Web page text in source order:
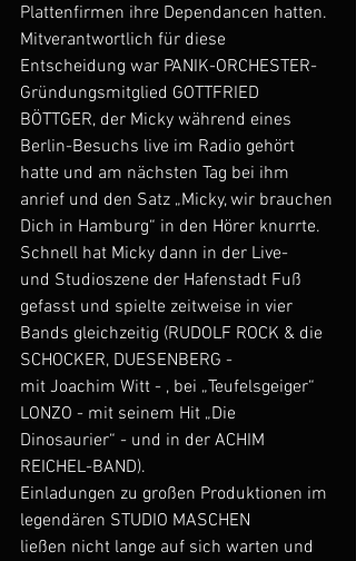
Plattenfirmen ihre Dependancen hatten.
Mitverantwortlich für diese
Entscheidung war PANIK-ORCHESTER-
Gründungsmitglied GOTTFRIED
BÖTTGER, der Micky während eines
Berlin-Besuchs live im Radio gehört
hatte und am nächsten Tag bei ihm
anrief und den Satz „Micky, wir brauchen
Dich in Hamburg“ in den Hörer knurrte.
Schnell hat Micky dann in der Live-
und Studioszene der Hafenstadt Fuß
gefasst und spielte zeitweise in vier
Bands gleichzeitig (RUDOLF ROCK & die
SCHOCKER, DUESENBERG -
mit Joachim Witt - , bei „Teufelsgeiger“
LONZO - mit seinem Hit „Die
Dinosaurier“ - und in der ACHIM
REICHEL-BAND).
Einladungen zu großen Produktionen im
legendären STUDIO MASCHEN
ließen nicht lange auf sich warten und